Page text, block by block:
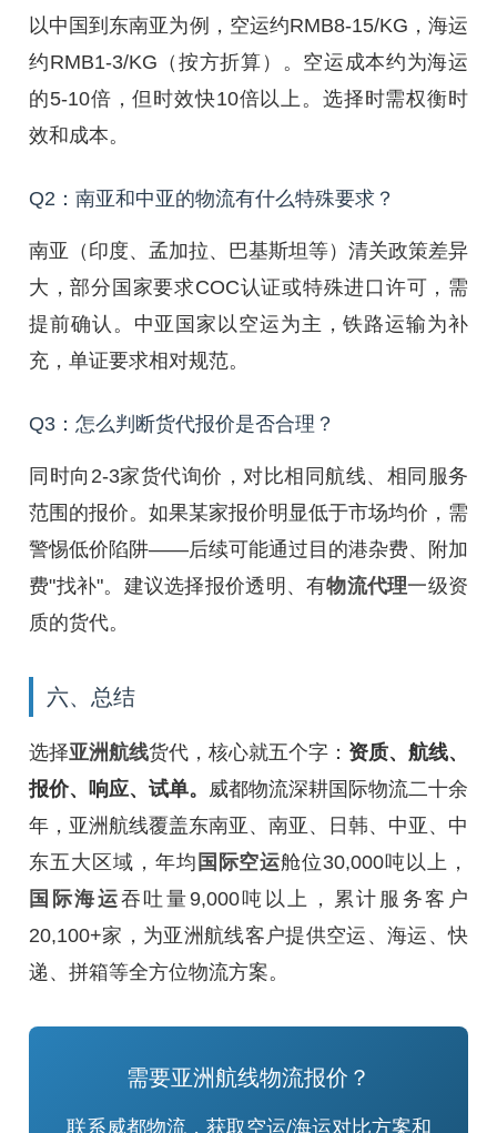
以中国到东南亚为例，空运约RMB8-15/KG，海运
约RMB1-3/KG（按方折算）。空运成本约为海运
的5-10倍，但时效快10倍以上。选择时需权衡时
效和成本。
Q2：南亚和中亚的物流有什么特殊要求？
南亚（印度、孟加拉、巴基斯坦等）清关政策差异
大，部分国家要求COC认证或特殊进口许可，需
提前确认。中亚国家以空运为主，铁路运输为补
充，单证要求相对规范。
Q3：怎么判断货代报价是否合理？
同时向2-3家货代询价，对比相同航线、相同服务
范围的报价。如果某家报价明显低于市场均价，需
警惕低价陷阱——后续可能通过目的港杂费、附加
费"找补"。建议选择报价透明、有物流代理一级资
质的货代。
六、总结
选择亚洲航线货代，核心就五个字： 资质、航线、
报价、响应、试单。 威都物流深耕国际物流二十余
年，亚洲航线覆盖东南亚、南亚、日韩、中亚、中
东五大区域，年均 国际空运舱位30,000吨以上，
国际海运吞吐量9,000吨以上，累计服务客户
20,100+家，为亚洲航线客户提供空运、海运、快
递、拼箱等全方位物流方案。
需要亚洲航线物流报价？
联系威都物流，获取空运/海运对比方案和